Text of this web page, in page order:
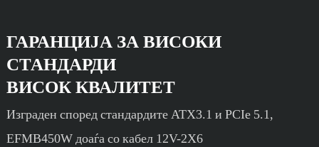
ГАРАНЦИЈА ЗА ВИСОКИ
СТАНДАРДИ
ВИСОК КВАЛИТЕТ
Изграден според стандардите ATX3.1 и PCIe 5.1,
EFMB450W доаѓа со кабел 12V-2X6